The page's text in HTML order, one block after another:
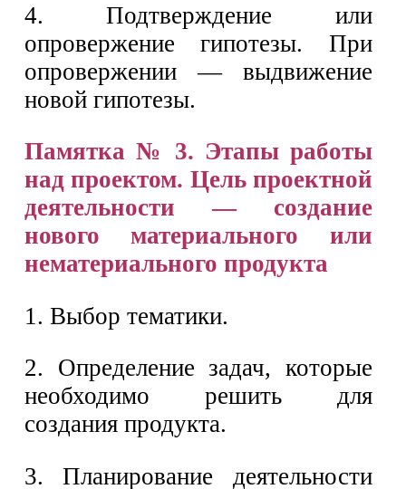
4. Подтверждение или
опровержение гипотезы. При
опровержении — выдвижение
новой гипотезы.
Памятка № 3. Этапы работы
над проектом. Цель проектной
деятельности — создание
нового материального или
нематериального продукта
1. Выбор тематики.
2. Определение задач, которые
необходимо решить для
создания продукта.
3. Планирование деятельности